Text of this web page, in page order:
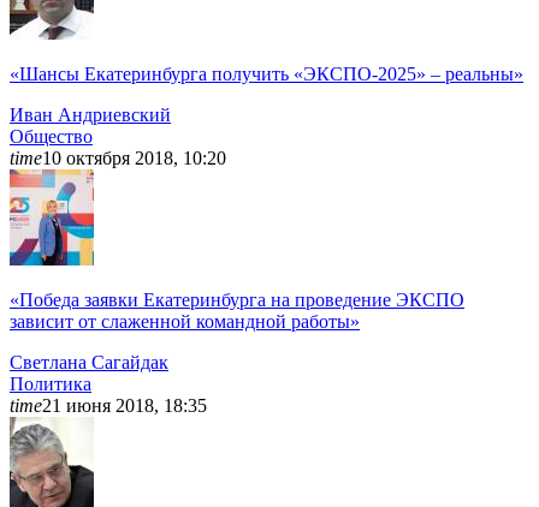
«Шансы Екатеринбурга получить «ЭКСПО-2025» – реальны»
Иван Андриевский
Общество
time10 октября 2018, 10:20
«Победа заявки Екатеринбурга на проведение ЭКСПО
зависит от слаженной командной работы»
Светлана Сагайдак
Политика
time21 июня 2018, 18:35